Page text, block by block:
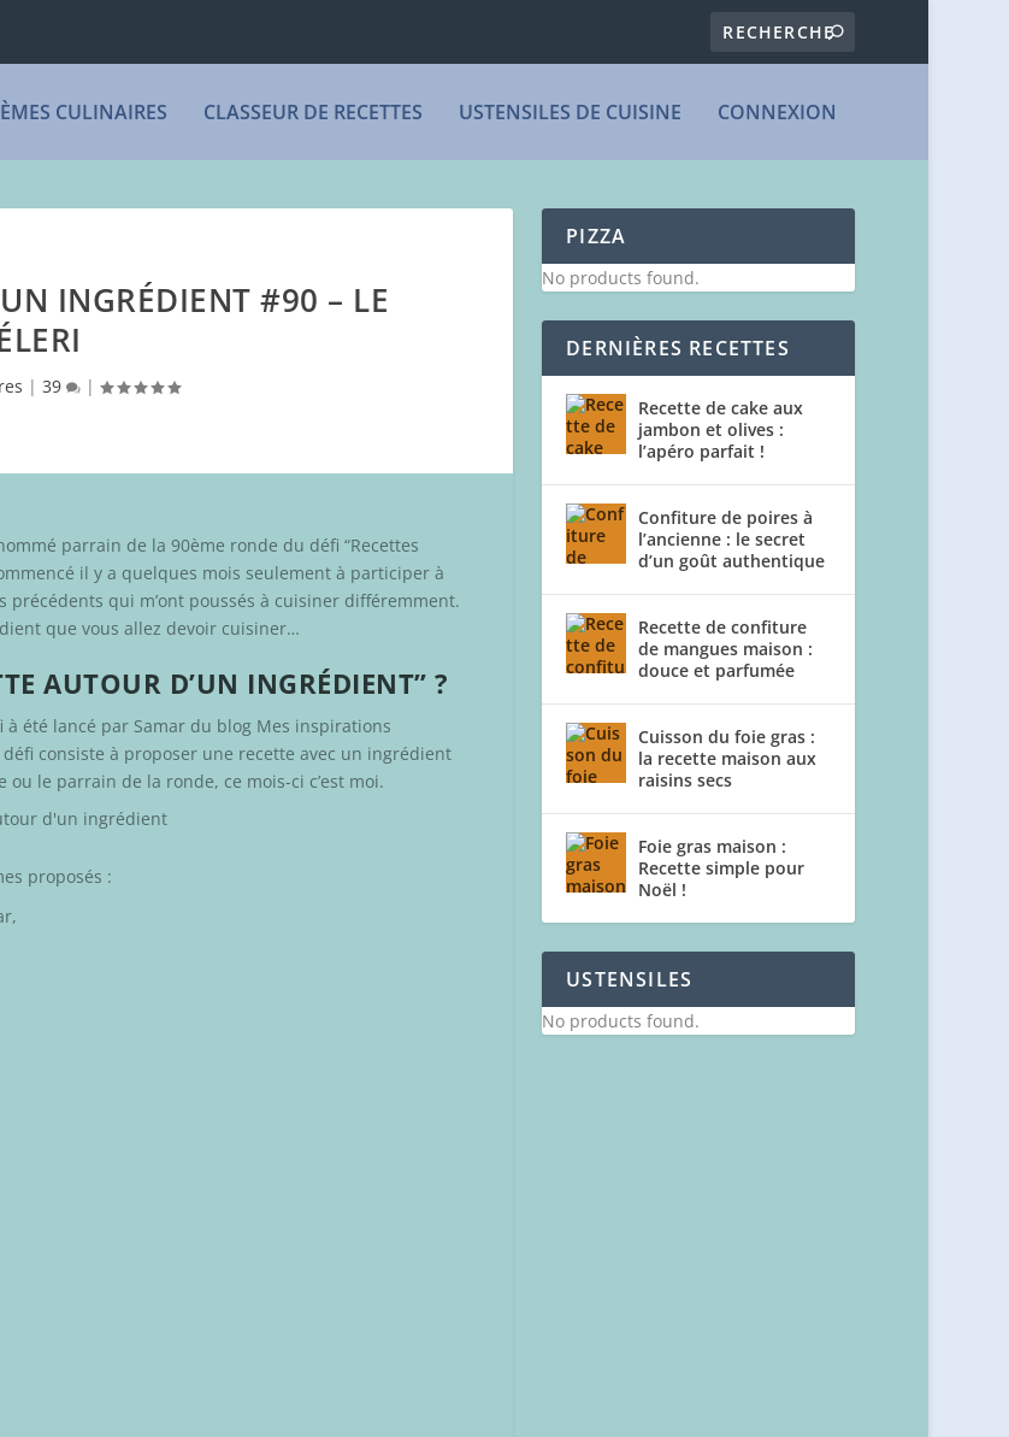
CULINAIRES CLASSEUR DE RECETTES USTENSILES DE CUISINE CONNEXION
INGRÉDIENT #90 – LE
| 39 |
parrain de la 90ème ronde du défi “Recettes
il y a quelques mois seulement à participer à
précédents qui m’ont poussés à cuisiner différemment.
que vous allez devoir cuisiner…
AUTOUR D’UN INGRÉDIENT” ?
été lancé par Samar du blog Mes inspirations
défi consiste à proposer une recette avec un ingrédient
le parrain de la ronde, ce mois-ci c’est moi.
proposés :
,
PIZZA
No products found.
DERNIÈRES RECETTES
Recette de cake aux
jambon et olives :
l’apéro parfait !
Confiture de poires à
l’ancienne : le secret
d’un goût authentique
Recette de confiture
de mangues maison :
douce et parfumée
Cuisson du foie gras :
la recette maison aux
raisins secs
Foie gras maison :
Recette simple pour
Noël !
USTENSILES
No products found.